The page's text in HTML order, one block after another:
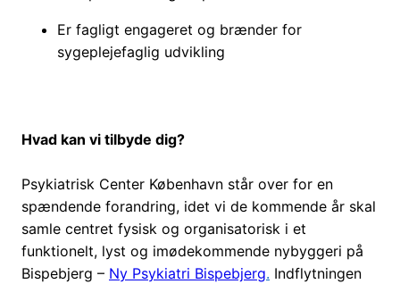
Er fagligt engageret og brænder for
sygeplejefaglig udvikling
Hvad kan vi tilbyde dig?
Psykiatrisk Center København står over for en
spændende forandring, idet vi de kommende år skal
samle centret fysisk og organisatorisk i et
funktionelt, lyst og imødekommende nybyggeri på
Bispebjerg – Ny Psykiatri Bispebjerg. Indflytningen